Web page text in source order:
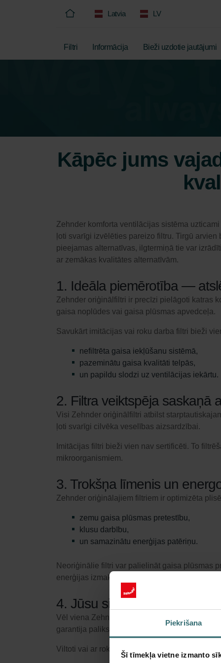
Piekrišana
Šī tīmekļa vietne izmanto
Latvia LV
Filtri Informācija Bieži uzdotie jautājumi
Kāpēc jums
Zehnder komforta ventilācijas sistēma
ļoti svarīgi izvēlēties pareizo filtru. Tirgū
pieejamas alternatīvas, ilgtermiņā tie var
ar zemākas kvalitātes alternatīvām.
1. Ideāla piemērotība —
Zehnder oriģinālfiltri ir precīzi pielāgoti katras
gaisa noplūdes vai gaisa plūsmas apvedceļa.
Savukārt imitācijas vai roku darba filtri bieži
nefiltrēta gaisa iekļūšanu sistēmā,
pazeminātu gaisa kvalitāti telpās,
un papildu slodzi uz ventilācijas iekārtu.
2. Filtra veiktspēja saskaņā
Visi Zehnder oriģinālfiltri atbilst
ļoti svarīgi cilvēka veselības aizsardzībai.
Imitācijas filtri bieži vien nav sertificēti. To
mikroorganismiem.
3. Trokšņa līmenis un
Zehnder oriģinālajiem filtriem ir optimizēta
zemu gaisa plūsmas pretestību,
klusu darbību,
un samazinātu enerģijas patēriņu.
Neoriģinālie filtri var palielināt gaisa plūsmas
enerģijas izmaksas un palielina trokšņa līmeni.
4. Jūsu sistēmas aizsardzība
Vēl viena Zehnder oriģinālo filtru galvenā
garantija paliks spēkā.
Viltoti vai ar rokām izgriezti filtri var: